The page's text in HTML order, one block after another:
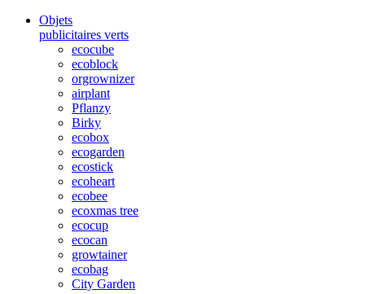
Objets
publicitaires verts
ecocube
ecoblock
orgrownizer
airplant
Pflanzy
Birky
ecobox
ecogarden
ecostick
ecoheart
ecobee
ecoxmas tree
ecocup
ecocan
growtainer
ecobag
City Garden